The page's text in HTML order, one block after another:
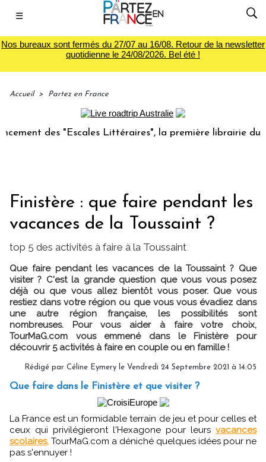
☰
Nos bureaux sont fermés du 27/07 au 16/08. Retour de la newsletter
quotidienne le 24/08/2026. Bel été !
Accueil > Partez en France
"Escales Littéraires", la première librairie du voyage
Finistère : que faire pendant les
vacances de la Toussaint ?
top 5 des activités à faire à la Toussaint
Que faire pendant les vacances de la Toussaint ? Que
visiter ? C'est la grande question que vous vous posez
déjà ou que vous allez bientôt vous poser. Que vous
restiez dans votre région ou que vous vous évadiez dans
une autre région française, les possibilités sont
nombreuses. Pour vous aider à faire votre choix,
TourMaG.com vous emmené dans le Finistère pour
découvrir 5 activités à faire en couple ou en famille !
Rédigé par Céline Eymery le Vendredi 24 Septembre 2021 à 14:05
Que faire dans le Finistère et que visiter ?
La France est un formidable terrain de jeu et pour celles et
ceux qui privilégieront l'Hexagone pour leurs vacances
scolaires, TourMaG.com a déniché quelques idées pour ne
pas s'ennuyer !